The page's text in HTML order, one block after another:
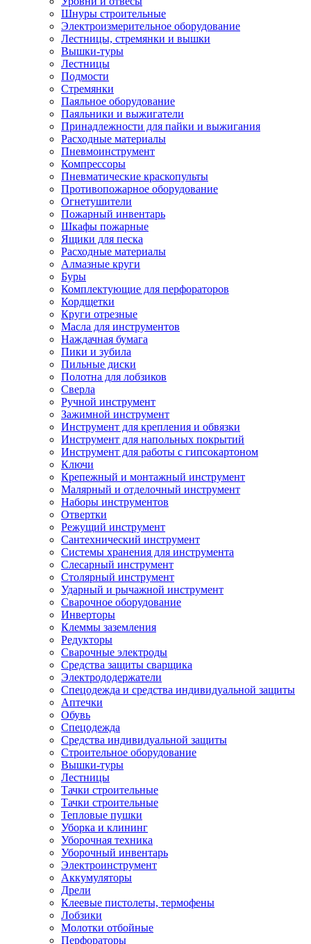
Шнуры строительные
Электроизмерительное оборудование
Лестницы, стремянки и вышки
Вышки-туры
Лестницы
Подмости
Стремянки
Паяльное оборудование
Паяльники и выжигатели
Принадлежности для пайки и выжигания
Расходные материалы
Пневмоинструмент
Компрессоры
Пневматические краскопульты
Противопожарное оборудование
Огнетушители
Пожарный инвентарь
Шкафы пожарные
Ящики для песка
Расходные материалы
Алмазные круги
Буры
Комплектующие для перфораторов
Кордщетки
Круги отрезные
Масла для инструментов
Наждачная бумага
Пики и зубила
Пильные диски
Полотна для лобзиков
Сверла
Ручной инструмент
Зажимной инструмент
Инструмент для крепления и обвязки
Инструмент для напольных покрытий
Инструмент для работы с гипсокартоном
Ключи
Крепежный и монтажный инструмент
Малярный и отделочный инструмент
Наборы инструментов
Отвертки
Режущий инструмент
Сантехнический инструмент
Системы хранения для инструмента
Слесарный инструмент
Столярный инструмент
Ударный и рычажной инструмент
Сварочное оборудование
Инверторы
Клеммы заземления
Редукторы
Сварочные электроды
Средства защиты сварщика
Электрододержатели
Спецодежда и средства индивидуальной защиты
Аптечки
Обувь
Спецодежда
Средства индивидуальной защиты
Строительное оборудование
Вышки-туры
Лестницы
Тачки строительные
Тачки строительные
Тепловые пушки
Уборка и клининг
Уборочная техника
Уборочный инвентарь
Электроинструмент
Аккумуляторы
Дрели
Клеевые пистолеты, термофены
Лобзики
Молотки отбойные
Перфораторы